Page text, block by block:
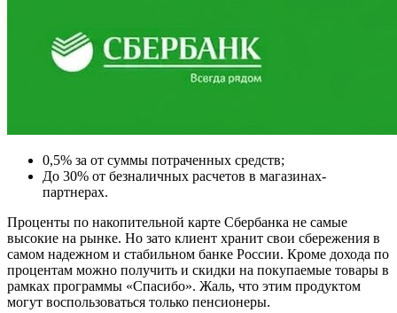
0,5% за от суммы потраченных средств;
До 30% от безналичных расчетов в магазинах-
партнерах.
Проценты по накопительной карте Сбербанка не самые
высокие на рынке. Но зато клиент хранит свои сбережения в
самом надежном и стабильном банке России. Кроме дохода по
процентам можно получить и скидки на покупаемые товары в
рамках программы «Спасибо». Жаль, что этим продуктом
могут воспользоваться только пенсионеры.